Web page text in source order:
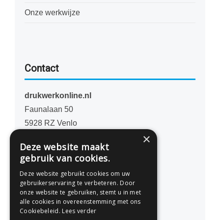
Onze werkwijze
Contact
drukwerkonline.nl
Faunalaan 50
5928 RZ Venlo
077 - 741 07 41
info@drukwerkonline.nl
KvK 12053217
×
Deze website maakt
gebruik van cookies.
Deze website gebruikt cookies om uw
gebruikerservaring te verbeteren. Door
onze website te gebruiken, stemt u in met
alle cookies in overeenstemming met ons
Cookiebeleid. Lees verder